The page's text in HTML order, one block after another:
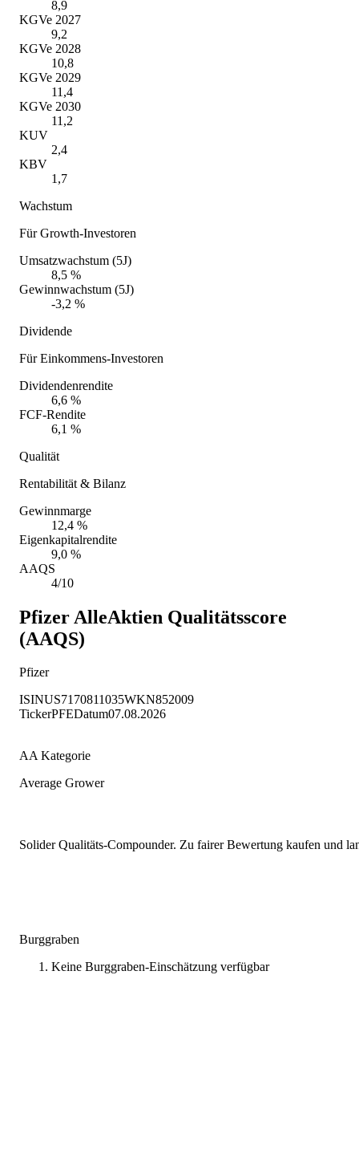
8,9
KGVe 2027
9,2
KGVe 2028
10,8
KGVe 2029
11,4
KGVe 2030
11,2
KUV
2,4
KBV
1,7
Wachstum
Für Growth-Investoren
Umsatzwachstum (5J)
8,5 %
Gewinnwachstum (5J)
-3,2 %
Dividende
Für Einkommens-Investoren
Dividendenrendite
6,6 %
FCF-Rendite
6,1 %
Qualität
Rentabilität & Bilanz
Gewinnmarge
12,4 %
Eigenkapitalrendite
9,0 %
AAQS
4/10
Pfizer AlleAktien Qualitätsscore
(AAQS)
Pfizer
ISINUS7170811035WKN852009
TickerPFEDatum07.08.2026
AA Kategorie
Average Grower
Solider Qualitäts-Compounder. Zu fairer Bewertung kaufen und
Burggraben
Keine Burggraben-Einschätzung verfügbar